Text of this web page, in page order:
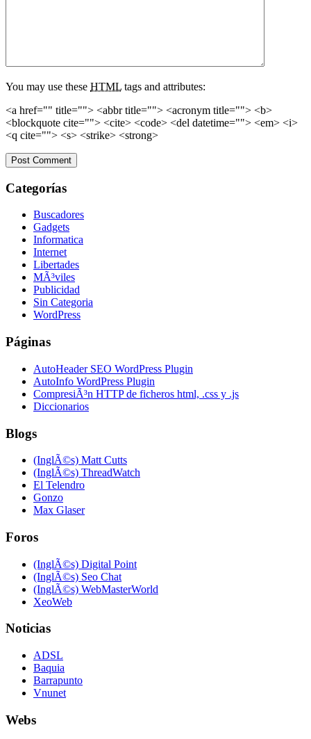
You may use these HTML tags and attributes:
<a href="" title=""> <abbr title=""> <acronym title=""> <b>
<blockquote cite=""> <cite> <code> <del datetime=""> <em> <i>
<q cite=""> <s> <strike> <strong>
Categorías
Buscadores
Gadgets
Informatica
Internet
Libertades
MÃ³viles
Publicidad
Sin Categoria
WordPress
Páginas
AutoHeader SEO WordPress Plugin
AutoInfo WordPress Plugin
CompresiÃ³n HTTP de ficheros html, .css y .js
Diccionarios
Blogs
(InglÃ©s) Matt Cutts
(InglÃ©s) ThreadWatch
El Telendro
Gonzo
Max Glaser
Foros
(InglÃ©s) Digital Point
(InglÃ©s) Seo Chat
(InglÃ©s) WebMasterWorld
XeoWeb
Noticias
ADSL
Baquia
Barrapunto
Vnunet
Webs